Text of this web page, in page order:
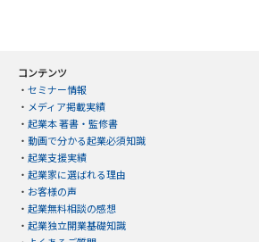
コンテンツ
・ セミナー情報
・ メディア掲載実績
・ 起業本 著書・監修書
・ 動画で分かる起業必須知識
・ 起業支援実績
・ 起業家に選ばれる理由
・ お客様の声
・ 起業無料相談の感想
・ 起業独立開業基礎知識